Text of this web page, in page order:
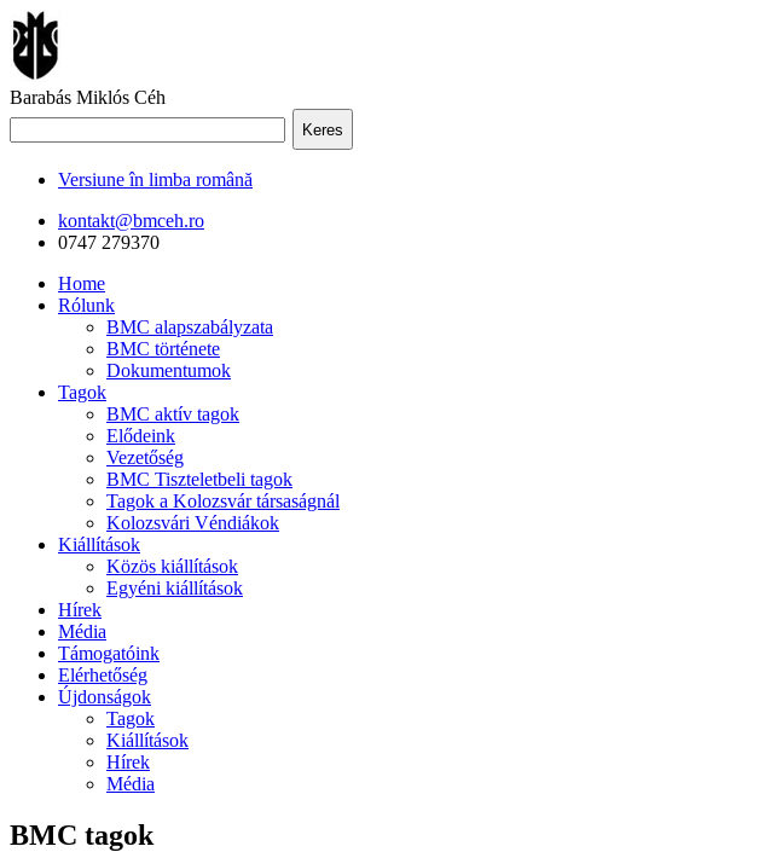
Barabás Miklós Céh
Keres
Versiune în limba română
kontakt@bmceh.ro
0747 279370
Home
Rólunk
BMC alapszabályzata
BMC története
Dokumentumok
Tagok
BMC aktív tagok
Elődeink
Vezetőség
BMC Tiszteletbeli tagok
Tagok a Kolozsvár társaságnál
Kolozsvári Véndiákok
Kiállítások
Közös kiállítások
Egyéni kiállítások
Hírek
Média
Támogatóink
Elérhetőség
Újdonságok
Tagok
Kiállítások
Hírek
Média
BMC tagok